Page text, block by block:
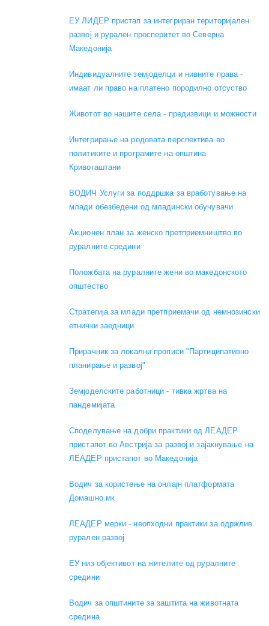
ЕУ ЛИДЕР пристап за интегриран територијален
развој и рурален просперитет во Северна
Македонија
Индивидуалните земјоделци и нивните права -
имаат ли право на платено породилно отсуство
Животот во нашите села - предизвици и можности
Интегрирање на родовата перспектива во
политиките и програмите на општина
Кривогаштани
ВОДИЧ Услуги за поддршка за вработување на
млади обезбедени од младински обучувачи
Акционен план за женско претприемништво во
руралните средини
Положбата на руралните жени во македонското
општество
Стратегија за млади претприемачи од немнозински
етнички заедници
Прирачник за локални прописи "Партиципативно
планирање и развој"
Земјоделските работници - тивка жртва на
пандемијата
Споделување на добри практики од ЛЕАДЕР
пристапот во Австрија за развој и зајакнување на
ЛЕАДЕР пристапот во Македонија
Водич за користење на онлајн платформата
Домашно.мк
ЛЕАДЕР мерки - неопходни практики за одржлив
рурален развој
ЕУ низ објективот на жителите од руралните
средини
Водич за општините за заштита на животната
средина